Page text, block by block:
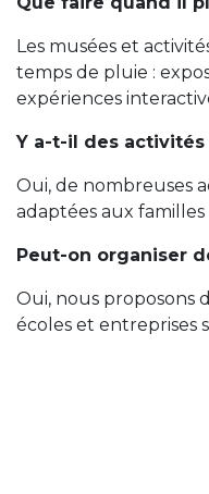
Les musées et
temps de pluie :
expériences
Y a-t-il des
Oui, de nombreuses
adaptées aux
Peut-on organiser
Oui, nous proposons
écoles et entreprises